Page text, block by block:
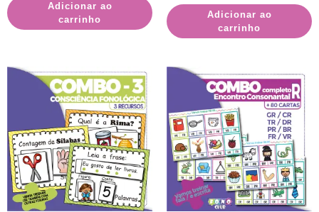
Adicionar ao
carrinho
Adicionar ao
carrinho